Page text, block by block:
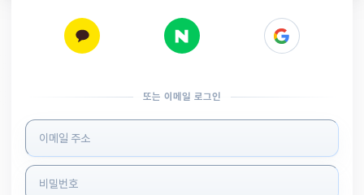
또는 이메일 로그인
로그인 정보 입력